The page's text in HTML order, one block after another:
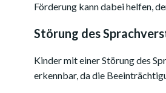
Förderung kann dabei helfen,
Störung des
Kinder mit einer Störung des
erkennbar, da die